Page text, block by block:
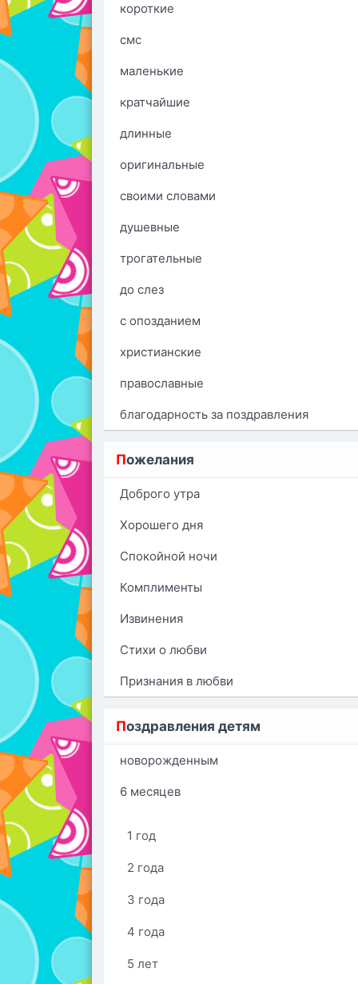
короткие
смс
маленькие
кратчайшие
длинные
оригинальные
своими словами
душевные
трогательные
до слез
с опозданием
христианские
православные
благодарность за поздравления
Пожелания
Доброго утра
Хорошего дня
Спокойной ночи
Комплименты
Извинения
Стихи о любви
Признания в любви
Поздравления детям
новорожденным
6 месяцев
1 год
2 года
3 года
4 года
5 лет